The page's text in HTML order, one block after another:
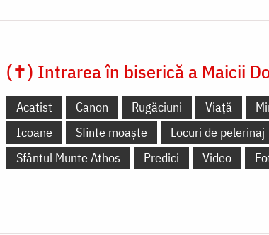
(✝) Intrarea în biserică a Maicii
Acatist Canon Rugăciuni Viață
Icoane
Sfinte moaște
Locuri de pelerinaj
Sfântul Munte Athos
Predici Video